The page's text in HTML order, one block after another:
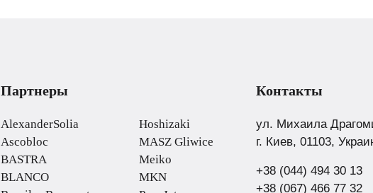
Партнеры
AlexanderSolia
Ascobloc
BASTRA
BLANCO
Hoshizaki
MASZ Gliwice
Meiko
MKN
Контакты
ул. Михаила
г. Киев, 01103,
+38 (044) 494 30 13
+38 (067) 466 77 32